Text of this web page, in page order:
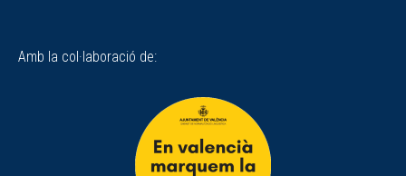
Amb la col·laboració de: